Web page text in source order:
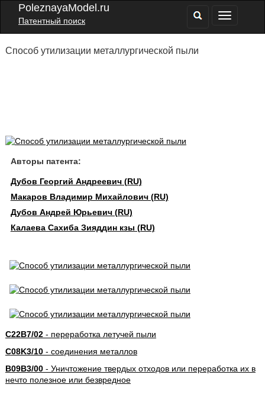
PoleznayaModel.ru
Патентный поиск
Способ утилизации металлургической пыли
Авторы патента:
Дубов Георгий Андреевич (RU)
Макаров Владимир Михайлович (RU)
Дубов Андрей Юрьевич (RU)
Калаева Сахиба Зияддин кзы (RU)
C22B7/02- переработка летучей пыли
C08K3/10- соединения металлов
B09B3/00- Уничтожение твердых отходов или переработка их в
нечто полезное или безвредное